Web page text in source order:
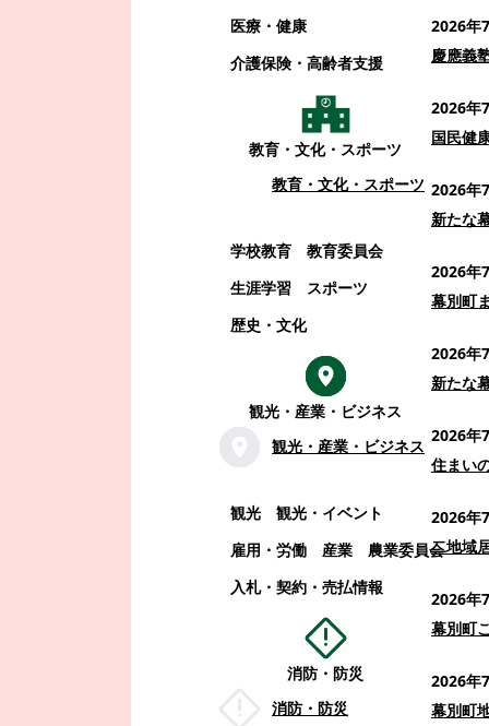
医療・健康
介護保険・高齢者支援
教育・文化・スポーツ
教育・文化・スポーツ
学校教育
教育委員会
生涯学習
スポーツ
歴史・文化
観光・産業・ビジネス
観光・産業・ビジネス
観光
観光・イベント
雇用・労働
産業
農業委員会
入札・契約・売払情報
消防・防災
消防・防災
2026年
慶應義
2026年
国民健
2026年
新たな
2026年
幕別町
2026年
新たな
2026年
住まい
2026年
二地域
2026年
幕別町
2026年
幕別町